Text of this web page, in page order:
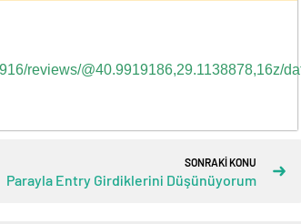
reviews/@40.9919186,29.1138878,16z/
SONRAKİ KONU
Parayla Entry Girdiklerini Düşünüyorum